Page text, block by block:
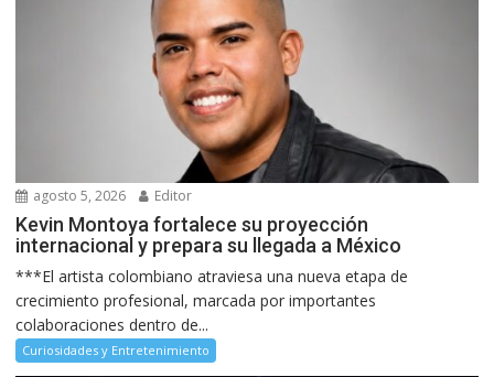
agosto 5, 2026 Editor
Kevin Montoya fortalece su proyección
internacional y prepara su llegada a México
***El artista colombiano atraviesa una nueva etapa de
crecimiento profesional, marcada por importantes
colaboraciones dentro de...
Curiosidades y Entretenimiento